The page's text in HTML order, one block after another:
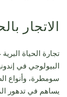
الاتجار
تجارة الحياة
البيولوجي في
سومطرة، وأنواع
يساهم في تدهور